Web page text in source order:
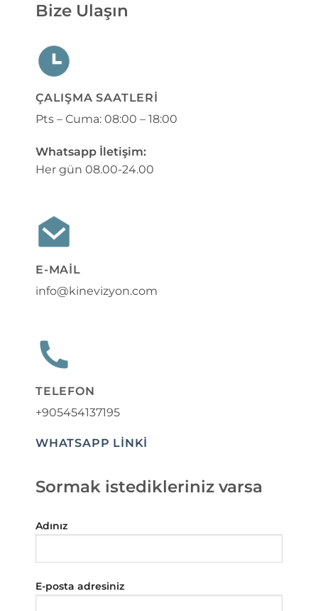
Bize Ulaşın
ÇALIŞMA SAATLERI
Pts – Cuma: 08:00 – 18:00
Whatsapp İletişim:
Her gün 08.00-24.00
E-MAIL
info@kinevizyon.com
TELEFON
+905454137195
WHATSAPP LİNKİ
Sormak istedikleriniz varsa
Adınız
E-posta adresiniz